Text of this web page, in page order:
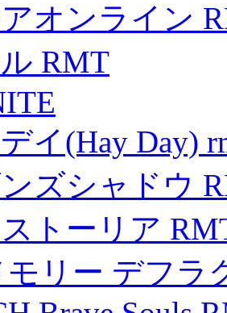
オンライン
RMT
イ(Hay Day)
ンズシャドウ
トーリア
モリー デフラ